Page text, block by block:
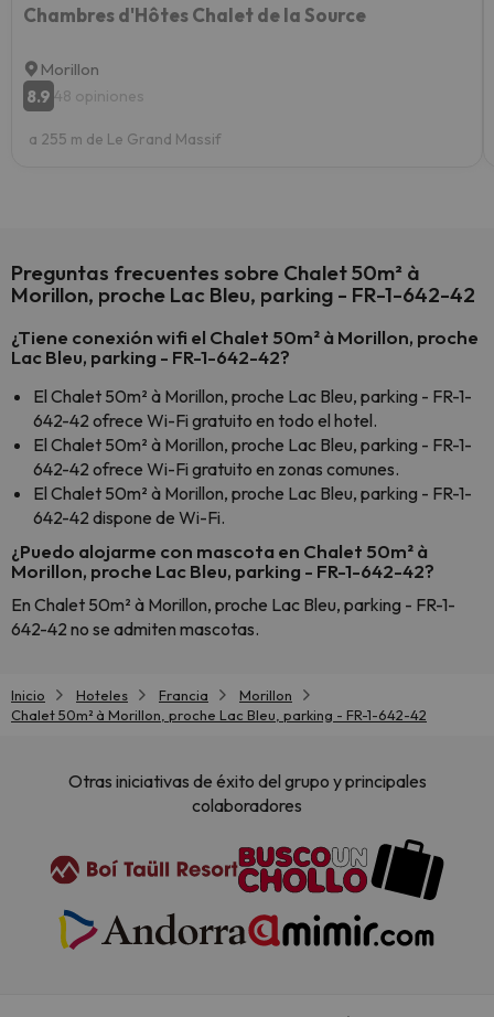
Chambres d'Hôtes Chalet de la Source
Morillon
8.9 48 opiniones
a 255 m de Le Grand Massif
Preguntas frecuentes sobre Chalet 50m² à
Morillon, proche Lac Bleu, parking - FR-1-642-42
¿Tiene conexión wifi el Chalet 50m² à Morillon, proche
Lac Bleu, parking - FR-1-642-42?
El Chalet 50m² à Morillon, proche Lac Bleu, parking - FR-1-
642-42 ofrece Wi-Fi gratuito en todo el hotel.
El Chalet 50m² à Morillon, proche Lac Bleu, parking - FR-1-
642-42 ofrece Wi-Fi gratuito en zonas comunes.
El Chalet 50m² à Morillon, proche Lac Bleu, parking - FR-1-
642-42 dispone de Wi-Fi.
¿Puedo alojarme con mascota en Chalet 50m² à
Morillon, proche Lac Bleu, parking - FR-1-642-42?
En Chalet 50m² à Morillon, proche Lac Bleu, parking - FR-1-
642-42 no se admiten mascotas.
Inicio Hoteles Francia
Morillon
Chalet 50m² à Morillon, proche Lac Bleu, parking - FR-1-642-42
Otras iniciativas de éxito del grupo y principales
colaboradores